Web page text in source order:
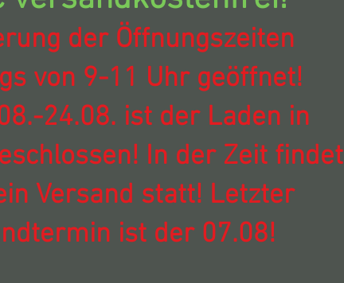
der Öffnungszeiten
von 9-11 Uhr geöffnet!
24.08. ist der Laden in
In der Zeit findet
Versand statt! Letzter
ist der 07.08!